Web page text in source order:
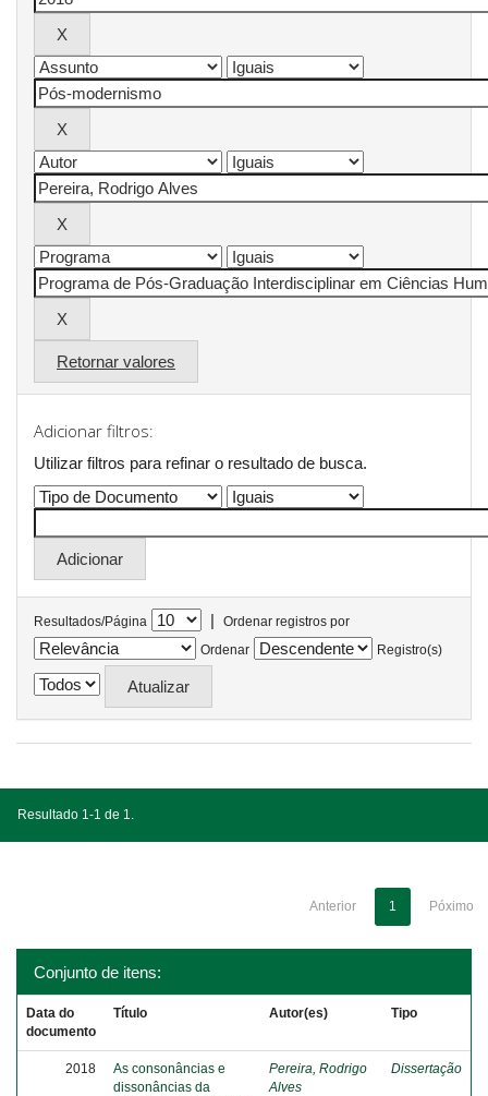
Retornar valores
Adicionar filtros:
Utilizar filtros para refinar o resultado de busca.
Resultados/Página |
Ordenar registros por
Ordenar
Registro(s)
Resultado 1-1 de 1.
Anterior 1 Póximo
Conjunto de itens:
Data do
documento
Título Autor(es) Tipo
2018
As consonâncias e
dissonâncias da
Pereira, Rodrigo
Alves
Dissertação